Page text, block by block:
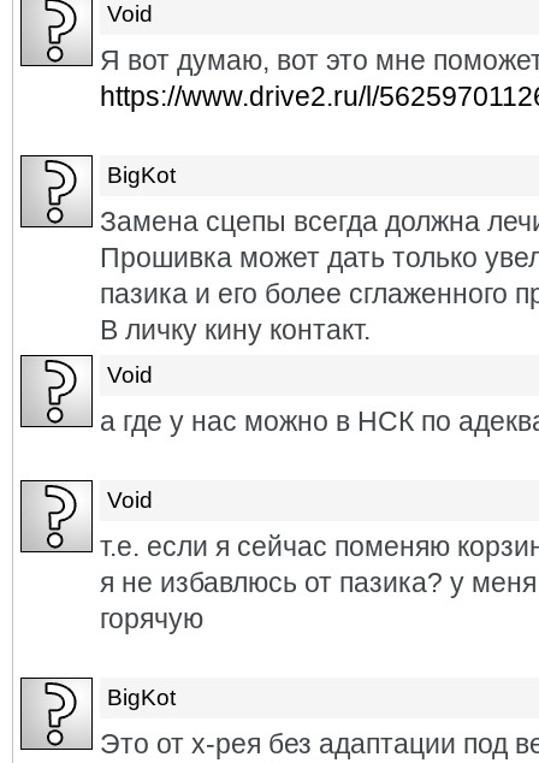
Void
Я вот думаю, вот это мне
https://www.drive2.ru/l/
BigKot
Замена сцепы всегда должна
Прошивка может дать только
пазика и его более сглаженного
В личку кину контакт.
Void
а где у нас можно в НСК по
Void
т.е. если я сейчас поменяю
я не избавлюсь от пазика? у
горячую
BigKot
Это от х-рея без адаптации под